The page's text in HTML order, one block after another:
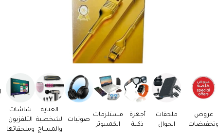
عروض
ملحقات
الجوال
أجهزة
ذكية
مستلزمات
الكمبيوتر
صوتيات
العناية
الشخصية
والمساج
شاشات
التلفزيون
وملحقاتها